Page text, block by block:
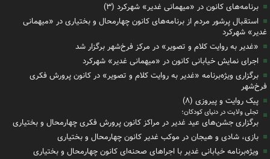
برنامه‌های کانون در «میهمانی غدیر» شهرکرد (۳)
استقبال پرشور مردم از برنامه‌های کانون چهارمحال و بختیاری در «میهمانی
غدیر» شهرکرد
«غدیر به روایت کلام و تصویر» در مرکز فرخ‌شهر برگزار شد
اجرای نمایش خیابانی کانون در «میهمانی غدیر» شهرکرد
برگزاری ویژه‌برنامه «غدیر به روایت کلام و تصویر» در کانون پرورش فکری
فرخ‌شهر
پیک روایت و پیروزی (۸)
تجلی ولایت در دنیای کودکان؛
برگزاری جشن‌های عید غدیر در مراکز کانون پرورش فکری چهارمحال و بختیاری
بازی، شادی و هیجان در موکب غدیر کانون چهارمحال و بختیاری
ویژه‌برنامه خیابانی غدیر با اجراهای صحنه‌ای کانون چهارمحال و بختیاری